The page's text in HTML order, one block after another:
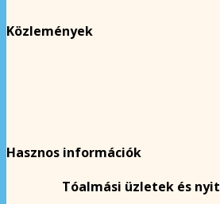
Közlemények
Hasznos információk
Tóalmási üzletek és